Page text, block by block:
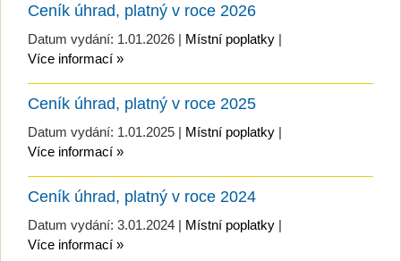
Ceník úhrad, platný v roce 2026
Datum vydání: 1.01.2026 | Místní poplatky |
Více informací »
Ceník úhrad, platný v roce 2025
Datum vydání: 1.01.2025 | Místní poplatky |
Více informací »
Ceník úhrad, platný v roce 2024
Datum vydání: 3.01.2024 | Místní poplatky |
Více informací »